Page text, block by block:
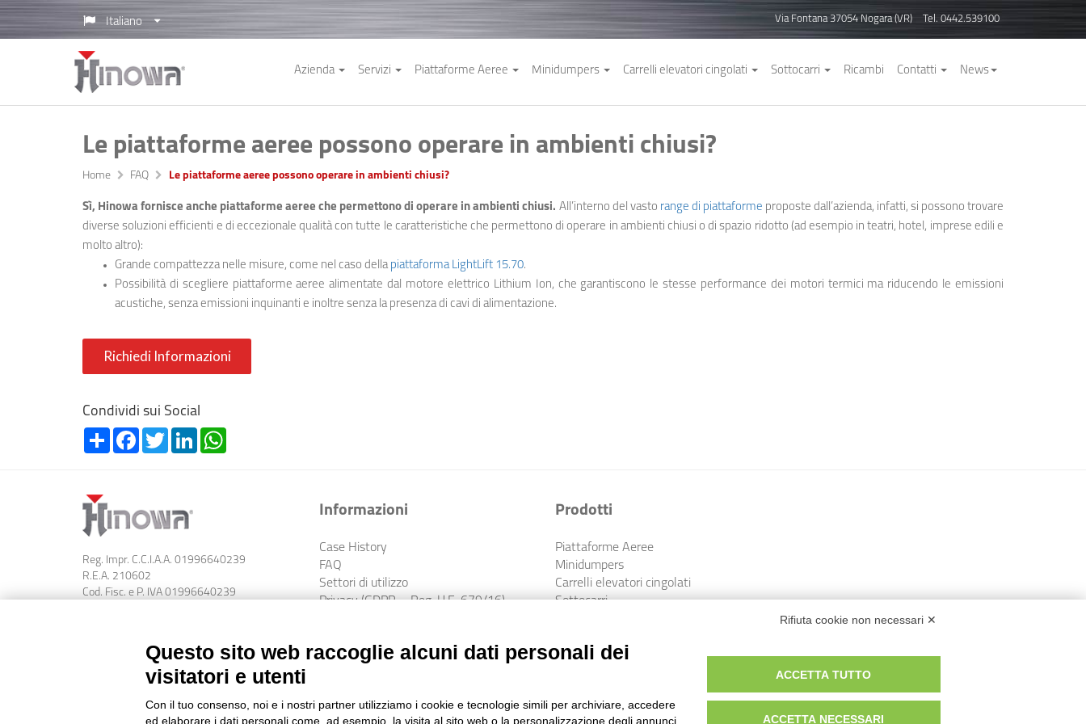
Italiano Via Fontana 37054 Nogara (VR) Tel. 0442.539100
Azienda Servizi Piattaforme Aeree Minidumpers Carrelli elevatori cingolati Sottocarri Ricambi Contatti News
Le piattaforme aeree possono operare in ambienti chiusi?
Home FAQ Le piattaforme aeree possono operare in ambienti chiusi?
Sì, Hinowa fornisce anche piattaforme aeree che permettono di operare in ambienti chiusi. All’interno del vasto range di piattaforme proposte dall’azienda, infatti, si possono trovare
diverse soluzioni efficienti e di eccezionale qualità con tutte le caratteristiche che permettono di operare in ambienti chiusi o di spazio ridotto (ad esempio in teatri, hotel, imprese edili e
molto altro):
Grande compattezza nelle misure, come nel caso della piattaforma LightLift 15.70.
Possibilità di scegliere piattaforme aeree alimentate dal motore elettrico Lithium Ion, che garantiscono le stesse performance dei motori termici ma riducendo le emissioni
acustiche, senza emissioni inquinanti e inoltre senza la presenza di cavi di alimentazione.
Richiedi Informazioni
Condividi sui Social
Share FacebookTwitterLinkedIn
Reg. Impr. C.C.I.A.A. 01996640239
R.E.A. 210602
Cod. Fisc. e P. IVA 01996640239
Informazioni
Case History
FAQ
Settori di utilizzo
Privacy (GDPR – Reg. U.E. 679/16)
Prodotti
Piattaforme Aeree
Minidumpers
Carrelli elevatori cingolati
Sottocarri
Rifiuta cookie non necessari ✕
Questo sito web raccoglie alcuni dati personali dei
visitatori e utenti
Con il tuo consenso, noi e i nostri partner utilizziamo i cookie e tecnologie simili per archiviare, accedere
ed elaborare i dati personali come, ad esempio, la visita al sito web o la personalizzazione degli annunci.
ACCETTA TUTTO
ACCETTA NECESSARI